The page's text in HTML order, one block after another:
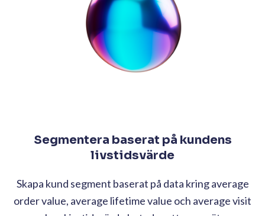
Segmentera baserat på kundens
livstidsvärde
Skapa kund segment baserat på data kring average
order value, average lifetime value och average visit